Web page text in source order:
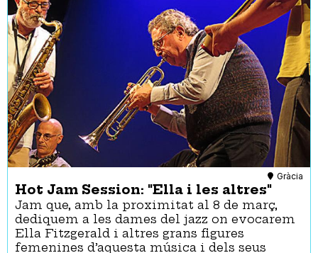
Gràcia
Hot Jam Session: "Ella i les altres"
Jam que, amb la proximitat al 8 de març,
dediquem a les dames del jazz on evocarem
Ella Fitzgerald i altres grans figures
femenines d’aquesta música i dels seus